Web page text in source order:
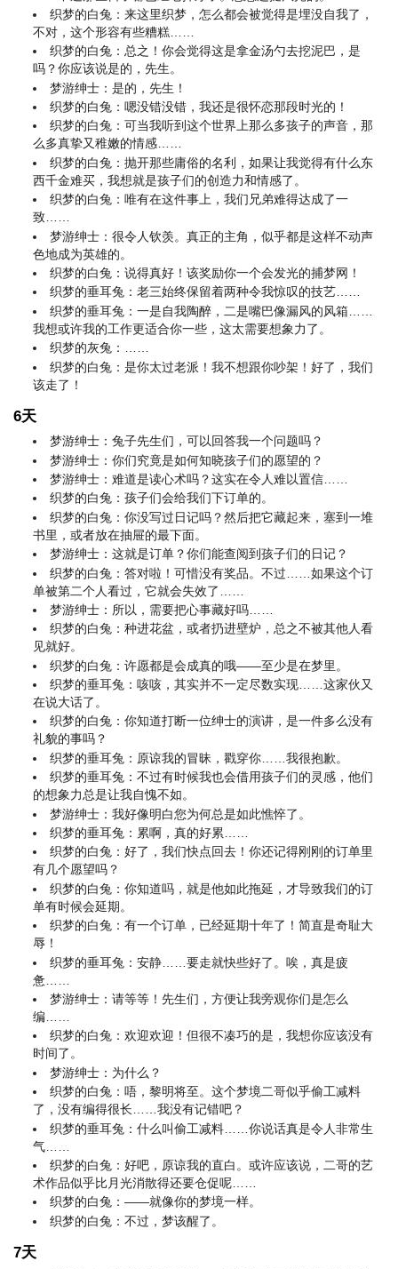
织梦的白兔：来这里织梦，怎么都会被觉得是埋没自我了，
不对，这个形容有些糟糕……
织梦的白兔：总之！你会觉得这是拿金汤勺去挖泥巴，是
吗？你应该说是的，先生。
梦游绅士：是的，先生！
织梦的白兔：嗯没错没错，我还是很怀恋那段时光的！
织梦的白兔：可当我听到这个世界上那么多孩子的声音，那
么多真挚又稚嫩的情感……
织梦的白兔：抛开那些庸俗的名利，如果让我觉得有什么东
西千金难买，我想就是孩子们的创造力和情感了。
织梦的白兔：唯有在这件事上，我们兄弟难得达成了一
致……
梦游绅士：很令人钦羡。真正的主角，似乎都是这样不动声
色地成为英雄的。
织梦的白兔：说得真好！该奖励你一个会发光的捕梦网！
织梦的垂耳兔：老三始终保留着两种令我惊叹的技艺……
织梦的垂耳兔：一是自我陶醉，二是嘴巴像漏风的风箱……
我想或许我的工作更适合你一些，这太需要想象力了。
织梦的灰兔：……
织梦的白兔：是你太过老派！我不想跟你吵架！好了，我们
该走了！
6天
梦游绅士：兔子先生们，可以回答我一个问题吗？
梦游绅士：你们究竟是如何知晓孩子们的愿望的？
梦游绅士：难道是读心术吗？这实在令人难以置信……
织梦的白兔：孩子们会给我们下订单的。
织梦的白兔：你没写过日记吗？然后把它藏起来，塞到一堆
书里，或者放在抽屉的最下面。
梦游绅士：这就是订单？你们能查阅到孩子们的日记？
织梦的白兔：答对啦！可惜没有奖品。不过……如果这个订
单被第二个人看过，它就会失效了……
梦游绅士：所以，需要把心事藏好吗……
织梦的白兔：种进花盆，或者扔进壁炉，总之不被其他人看
见就好。
织梦的白兔：许愿都是会成真的哦——至少是在梦里。
织梦的垂耳兔：咳咳，其实并不一定尽数实现……这家伙又
在说大话了。
织梦的白兔：你知道打断一位绅士的演讲，是一件多么没有
礼貌的事吗？
织梦的垂耳兔：原谅我的冒昧，戳穿你……我很抱歉。
织梦的垂耳兔：不过有时候我也会借用孩子们的灵感，他们
的想象力总是让我自愧不如。
梦游绅士：我好像明白您为何总是如此憔悴了。
织梦的垂耳兔：累啊，真的好累……
织梦的白兔：好了，我们快点回去！你还记得刚刚的订单里
有几个愿望吗？
织梦的白兔：你知道吗，就是他如此拖延，才导致我们的订
单有时候会延期。
织梦的白兔：有一个订单，已经延期十年了！简直是奇耻大
辱！
织梦的垂耳兔：安静……要走就快些好了。唉，真是疲
惫……
梦游绅士：请等等！先生们，方便让我旁观你们是怎么
编……
织梦的白兔：欢迎欢迎！但很不凑巧的是，我想你应该没有
时间了。
梦游绅士：为什么？
织梦的白兔：唔，黎明将至。这个梦境二哥似乎偷工减料
了，没有编得很长……我没有记错吧？
织梦的垂耳兔：什么叫偷工减料……你说话真是令人非常生
气……
织梦的白兔：好吧，原谅我的直白。或许应该说，二哥的艺
术作品似乎比月光消散得还要仓促呢……
织梦的白兔：——就像你的梦境一样。
织梦的白兔：不过，梦该醒了。
7天